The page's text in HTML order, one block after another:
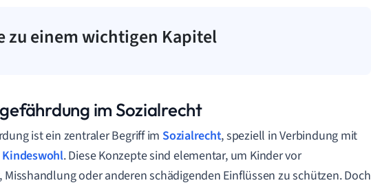
zu einem wichtigen Kapitel
im Sozialrecht
ist ein zentraler Begriff im Sozialrecht, speziell in Verbindung mit
Kindeswohl. Diese Konzepte sind elementar, um Kinder vor
Misshandlung oder anderen schädigenden Einflüssen zu schützen. Doch